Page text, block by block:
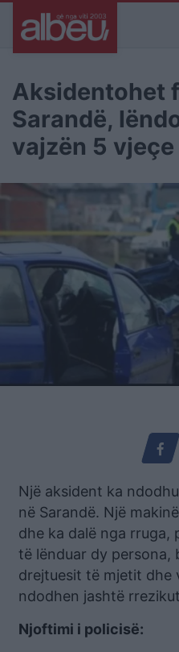
Aksidentohet
Sarandë,
vajzën 5 vjeçe
Një aksident ka
në Sarandë. Një
dhe ka dalë nga rruga,
të lënduar dy persona,
drejtuesit të mjetit dhe
ndodhen jashtë
Njoftimi i policisë: